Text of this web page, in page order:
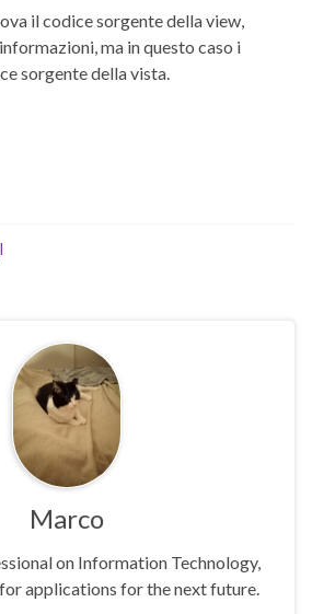
il codice sorgente della view,
ma in questo caso i
sorgente della vista.
Marco
on Information Technology,
applications for the next future.